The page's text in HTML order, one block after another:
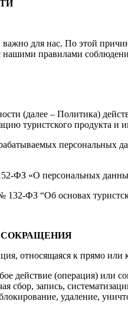
для нас. По этой
правилами
(далее – Политика)
туристского продукта и
персональных
ФЗ «О персональных
ФЗ “Об основах
относящаяся к прямо или
действие (операция) или
сбор, запись,
удаление,